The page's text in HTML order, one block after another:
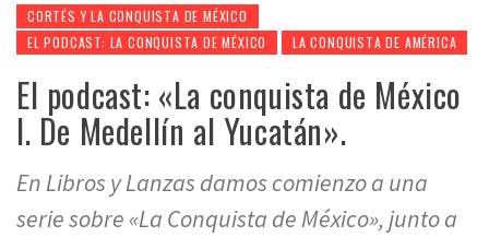
CORTÉS Y LA CONQUISTA DE MÉXICO
EL PODCAST: LA CONQUISTA DE MÉXICO
LA CONQUISTA DE AMÉRICA
El podcast: «La conquista de México
I. De Medellín al Yucatán».
En Libros y Lanzas damos comienzo a una
serie sobre «La Conquista de México», junto a